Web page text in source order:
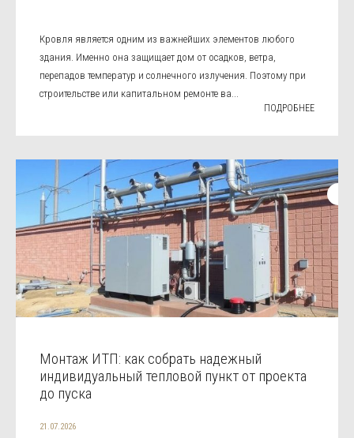
Кровля является одним из важнейших элементов любого
здания. Именно она защищает дом от осадков, ветра,
перепадов температур и солнечного излучения. Поэтому при
строительстве или капитальном ремонте ва...
ПОДРОБНЕЕ
Монтаж ИТП: как собрать надежный
индивидуальный тепловой пункт от проекта
до пуска
21.07.2026